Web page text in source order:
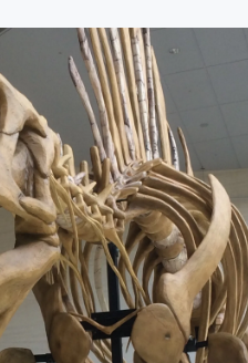
音楽
ゲーム・サービス開発
書籍・雑誌出版
チャレンジ